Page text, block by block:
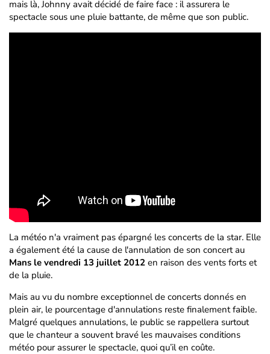
mais là, Johnny avait décidé de faire face : il assurera le
spectacle sous une pluie battante, de même que son public.
La météo n'a vraiment pas épargné les concerts de la star. Elle
a également été la cause de l'annulation de son concert au
Mans le vendredi 13 juillet 2012 en raison des vents forts et
de la pluie.
Mais au vu du nombre exceptionnel de concerts donnés en
plein air, le pourcentage d'annulations reste finalement faible.
Malgré quelques annulations, le public se rappellera surtout
que le chanteur a souvent bravé les mauvaises conditions
météo pour assurer le spectacle, quoi qu’il en coûte.